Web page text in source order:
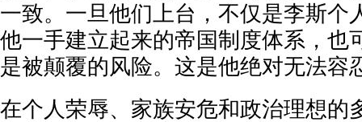
一致。一旦他们上台，不仅是李斯个
他一手建立起来的帝国制度体系，也
是被颠覆的风险。这是他绝对无法容
在个人荣辱、家族安危和政治理想的